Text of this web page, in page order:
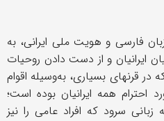
فارسی و هویت ملی ایرانی، به
ایرانیان و از دست دادن روحیات
قرنهای بسیاری، به‌وسیله اقوام
احترام همه ایرانیان بوده است؛
سرود که افراد عامی را نیز